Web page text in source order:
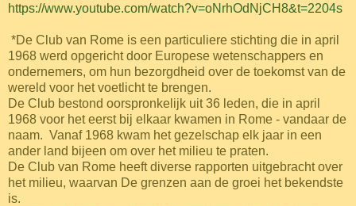
https://www.youtube.com/watch?v=oNrhOdNjCH8&t=2204s
*De Club van Rome is een particuliere stichting die in april
1968 werd opgericht door Europese wetenschappers en
ondernemers, om hun bezorgdheid over de toekomst van de
wereld voor het voetlicht te brengen.
De Club bestond oorspronkelijk uit 36 leden, die in april
1968 voor het eerst bij elkaar kwamen in Rome - vandaar de
naam. Vanaf 1968 kwam het gezelschap elk jaar in een
ander land bijeen om over het milieu te praten.
De Club van Rome heeft diverse rapporten uitgebracht over
het milieu, waarvan De grenzen aan de groei het bekendste
is.